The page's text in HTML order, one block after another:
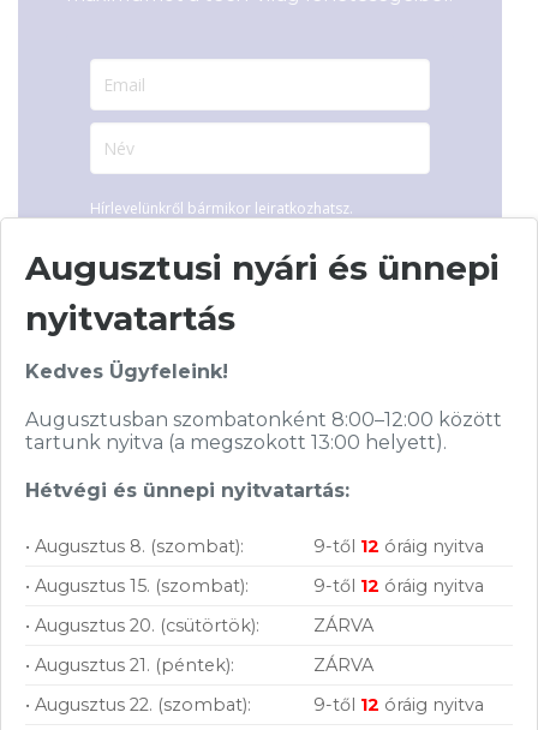
Hírlevelünkről bármikor leiratkozhatsz.
adatkezelési tájékoztatót.
Vásárolj nálunk!
Garanciavállalás
Hűségprogram
Augusztusi nyári és ünnepi
nyitvatartás
Kedves Ügyfeleink!
Augusztusban szombatonként 8:00–12:00 között
tartunk nyitva (a megszokott 13:00 helyett).
Hétvégi és ünnepi nyitvatartás:
• Augusztus 8. (szombat): 9-től 12 óráig nyitva
• Augusztus 15. (szombat):
9-től 12 óráig nyitva
• Augusztus 20. (csütörtök):
ZÁRVA
• Augusztus 21. (péntek):
ZÁRVA
• Augusztus 22. (szombat):
9-től 12 óráig nyitva